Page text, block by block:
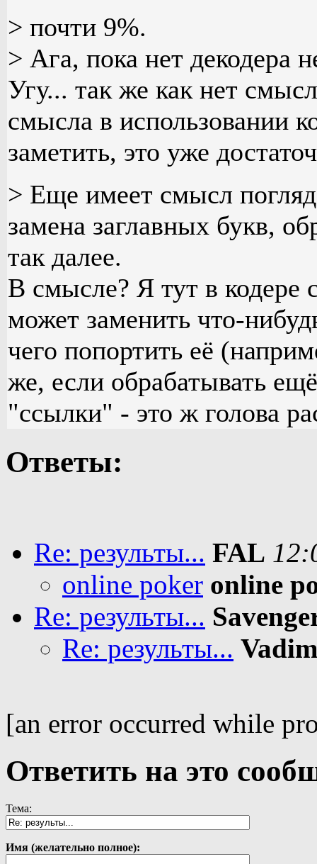
> почти 9%.
> Ага, пока нет декодера
Угу... так же как нет
смысла в использовании
заметить, это уже
> Еще имеет смысл
замена заглавных букв,
так далее.
В смысле? Я тут в кодере
может заменить что-
чего попортить её
же, если обрабатывать
"ссылки" - это ж голова
Ответы:
Re: результы... FAL
online poker online
Re: результы...
Re: результы... Vadim
[an error occurred while
Ответить на это
Тема:
Имя (желательно полное):